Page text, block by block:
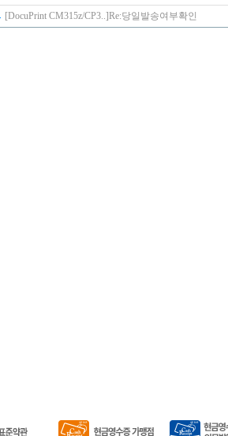
[DocuPrint CM315z/CP3..]Re:당일발송여부확인